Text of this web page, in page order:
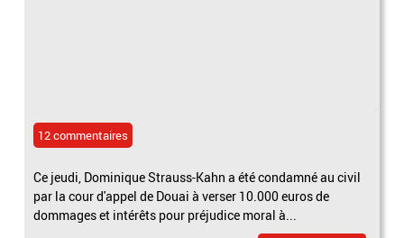
12 commentaires
Ce jeudi, Dominique Strauss-Kahn a été condamné au civil
par la cour d'appel de Douai à verser 10.000 euros de
dommages et intérêts pour préjudice moral à...